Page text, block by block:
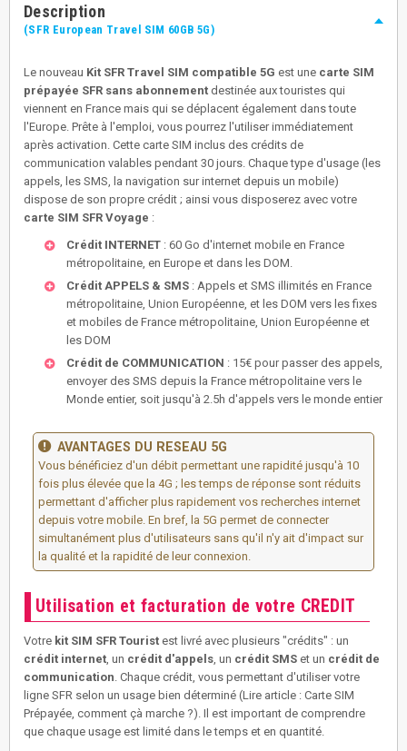
Description
(SFR European Travel SIM 60GB 5G)
Le nouveau Kit SFR Travel SIM compatible 5G est une carte SIM
prépayée SFR sans abonnement destinée aux touristes qui
viennent en France mais qui se déplacent également dans toute
l'Europe. Prête à l'emploi, vous pourrez l'utiliser immédiatement
après activation. Cette carte SIM inclus des crédits de
communication valables pendant 30 jours. Chaque type d'usage (les
appels, les SMS, la navigation sur internet depuis un mobile)
dispose de son propre crédit ; ainsi vous disposerez avec votre
carte SIM SFR Voyage :
Crédit INTERNET : 60 Go d'internet mobile en France
métropolitaine, en Europe et dans les DOM.
Crédit APPELS & SMS : Appels et SMS illimités en France
métropolitaine, Union Européenne, et les DOM vers les fixes
et mobiles de France métropolitaine, Union Européenne et
les DOM
Crédit de COMMUNICATION : 15€ pour passer des appels,
envoyer des SMS depuis la France métropolitaine vers le
Monde entier, soit jusqu'à 2.5h d'appels vers le monde entier
AVANTAGES DU RESEAU 5G
Vous bénéficiez d'un débit permettant une rapidité jusqu'à 10
fois plus élevée que la 4G ; les temps de réponse sont réduits
permettant d'afficher plus rapidement vos recherches internet
depuis votre mobile. En bref, la 5G permet de connecter
simultanément plus d'utilisateurs sans qu'il n'y ait d'impact sur
la qualité et la rapidité de leur connexion.
Utilisation et facturation de votre CREDIT
Votre kit SIM SFR Tourist est livré avec plusieurs "crédits" : un
crédit internet , un crédit d'appels , un crédit SMS et un crédit de
communication . Chaque crédit, vous permettant d'utiliser votre
ligne SFR selon un usage bien déterminé (Lire article : Carte SIM
Prépayée, comment çà marche ?). Il est important de comprendre
que chaque usage est limité dans le temps et en quantité.